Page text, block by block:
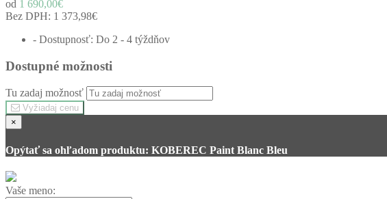
od 1 690,00€
Bez DPH: 1 373,98€
- Dostupnosť: Do 2 - 4 týždňov
Dostupné možnosti
Tu zadaj možnosť
Vyžiadaj cenu
×
Opýtať sa ohľadom produktu: KOBEREC Paint Blanc Bleu
Vaše meno: